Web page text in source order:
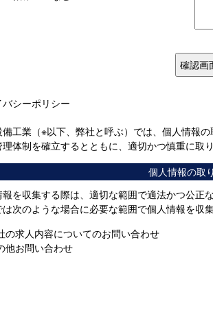
バシーポリシー
工業（※以下、弊社と呼ぶ）では、個人情報
体制を確立するとともに、適切かつ慎重に取
個人情報の取
を収集する際は、適切な範囲で適法かつ公正
次のような場合に必要な範囲で個人情報を収
の求人内容についてのお問い合わせ
他お問い合わせ